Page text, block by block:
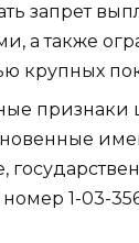
запрет
а также
крупных
признаки
1-03-